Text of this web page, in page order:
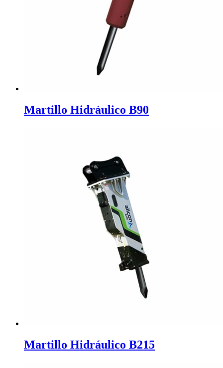
Martillo Hidráulico B90
Martillo Hidráulico B215